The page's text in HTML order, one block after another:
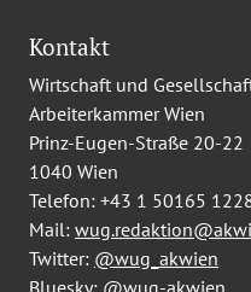
Kontakt
Wirtschaft und
Arbeiterkammer Wien
Prinz-Eugen-Straße 20-22
1040 Wien
Telefon: +43 1 50165
Mail:
Twitter: @wug_akwien